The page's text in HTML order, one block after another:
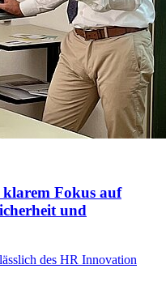
Fokus auf
und
des HR Innovation